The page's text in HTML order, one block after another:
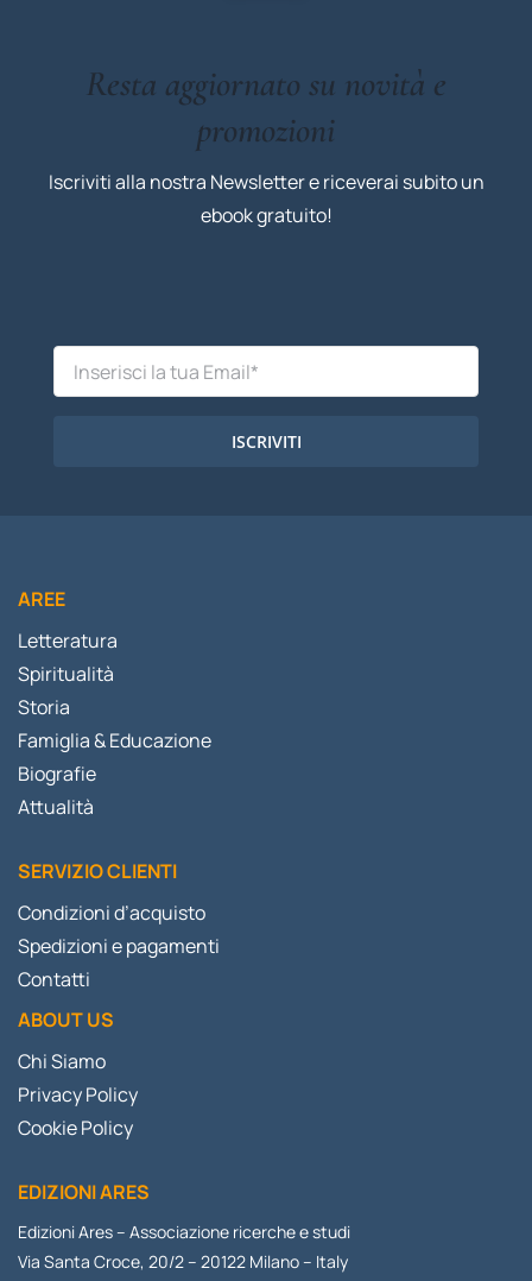
Resta aggiornato su novità e
promozioni
Iscriviti alla nostra Newsletter e riceverai subito un
ebook gratuito!
ISCRIVITI
AREE
Letteratura
Spiritualità
Storia
Famiglia & Educazione
Biografie
Attualità
SERVIZIO CLIENTI
Condizioni d’acquisto
Spedizioni e pagamenti
Contatti
ABOUT US
Chi Siamo
Privacy Policy
Cookie Policy
EDIZIONI ARES
Edizioni Ares – Associazione ricerche e studi
Via Santa Croce, 20/2 – 20122 Milano – Italy